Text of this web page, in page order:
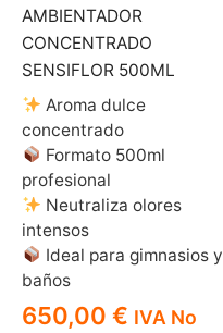
AMBIENTADOR
CONCENTRADO
SENSIFLOR 500ML
Aroma dulce
concentrado
Formato 500ml
profesional
Neutraliza olores
intensos
Ideal para gimnasios y
baños
650,00 € IVA No